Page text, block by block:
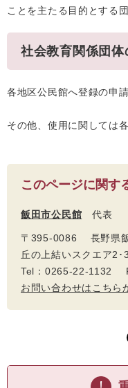
ことを主たる目的とする
社会教育関係団体
各地区公民館へ登録の申
その他、使用に関しては
このページに関す
飯田市公民館 代表
〒395-0086 長野県
丘の上結いスクエア
Tel：0265-22-1132
お問い合わせはこちら